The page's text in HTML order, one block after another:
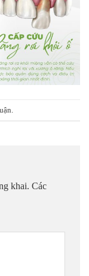
khai. Các